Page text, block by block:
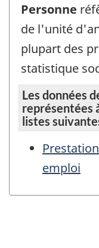
Personne
de l'unité
plupart des
statistique
Les données
représentées
listes
emploi